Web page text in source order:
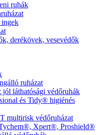
ruhák
derékövek, vesevédők
ruházat
láthatósági védőruhák
és Tidy® higiénés
multirisk védőruházat
Xpert®, Proshield®